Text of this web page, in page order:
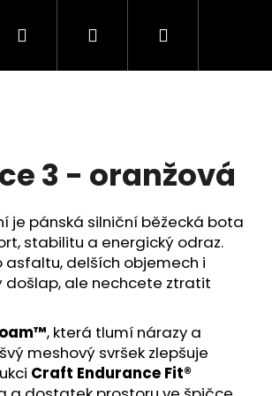
Hledat PřihlášeníNákupní
3 - oranžová
je pánská silniční běžecká bota
stabilitu a energický odraz.
delších objemech i
došlap, ale nechcete ztratit
, která tlumí nárazy a
meshový svršek zlepšuje
Craft Endurance Fit®
Následující